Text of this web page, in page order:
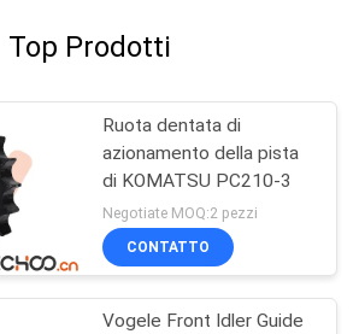
Top Prodotti
Ruota dentata di
azionamento della pista
di KOMATSU PC210-3
Negotiate MOQ:2 pezzi
CONTATTO
Vogele Front Idler Guide